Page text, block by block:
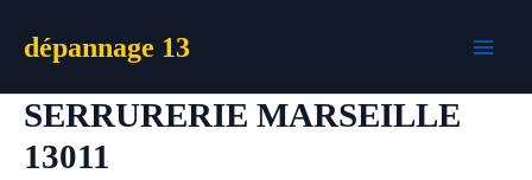
dépannage 13
SERRURERIE MARSEILLE
13011